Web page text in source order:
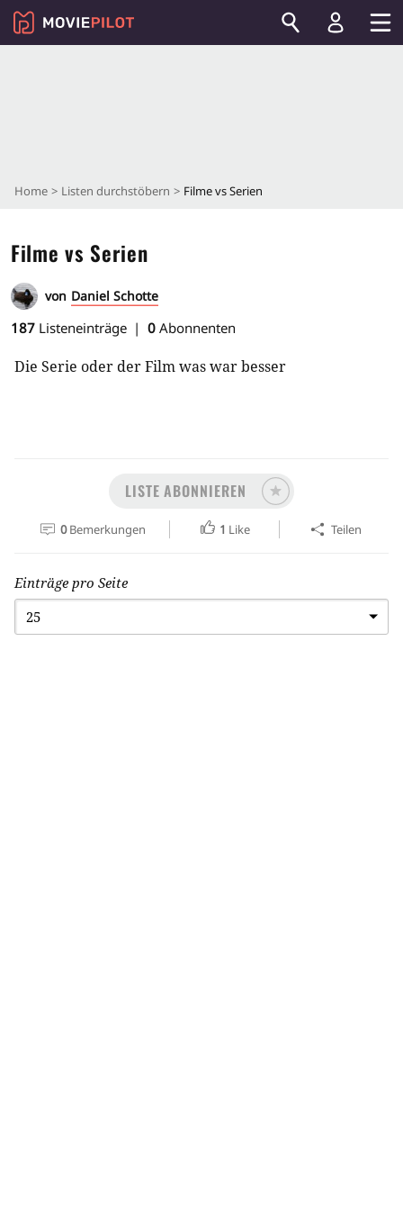
Home Listen durchstöbern Filme vs Serien
Filme vs Serien
von Daniel Schotte
187 Listeneinträge 0 Abonnenten
Die Serie oder der Film was war besser
LISTE ABONNIEREN
0 Bemerkungen 1 Like Teilen
Einträge pro Seite